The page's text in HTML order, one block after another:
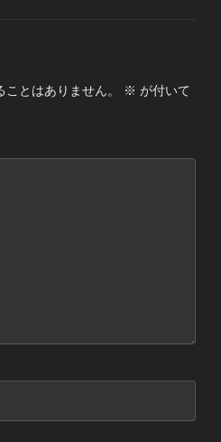
とはありません。 ※ が付いて